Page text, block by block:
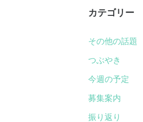
カテゴリー
その他の話題
つぶやき
今週の予定
募集案内
振り返り